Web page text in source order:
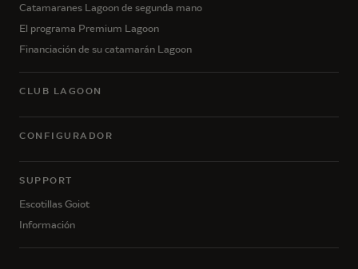
Catamaranes Lagoon de segunda mano
El programa Premium Lagoon
Financiación de su catamarán Lagoon
CLUB LAGOON
CONFIGURADOR
SUPPORT
Escotillas Goiot
Información